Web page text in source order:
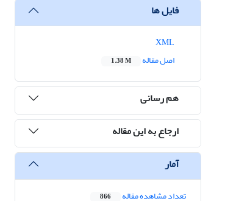
فایل ها
اصل مقاله
1.38 M
هم رسانی
ارجاع به این مقاله
آمار
تعداد مشاهده مقاله 866